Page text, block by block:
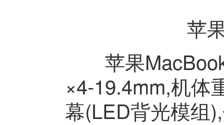
苹
苹果MacBook
×4-19.4mm,机体
幕(LED背光模组